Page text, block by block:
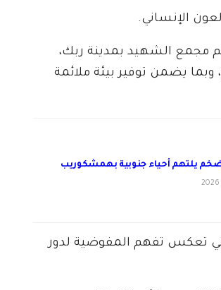
الإنساني.
مجمع الشهيد بمدينة ربك،
يضمن توفير بيئة ملائمة
يلتهم أحياء جنوبية بهمشكوريب
تعكس تفهم المفوضية لدور